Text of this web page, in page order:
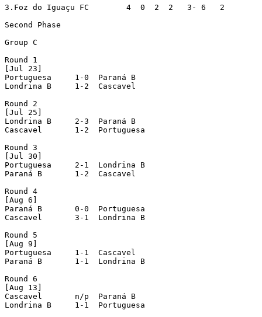
3.Foz do Iguaçu FC        4  0  2  2   3- 6   2
Second Phase
Group C
Round 1
[Jul 23]
Portuguesa     1-0  Paraná B
Londrina B     1-2  Cascavel
Round 2
[Jul 25]
Londrina B     2-3  Paraná B
Cascavel       1-2  Portuguesa
Round 3
[Jul 30]
Portuguesa     2-1  Londrina B
Paraná B       1-2  Cascavel
Round 4
[Aug 6]
Paraná B       0-0  Portuguesa
Cascavel       3-1  Londrina B
Round 5
[Aug 9]
Portuguesa     1-1  Cascavel
Paraná B       1-1  Londrina B
Round 6
[Aug 13]
Cascavel       n/p  Paraná B
Londrina B     1-1  Portuguesa